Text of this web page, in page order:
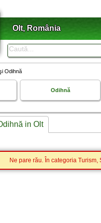
Olt, România
Odihnă
Odihnă
in Olt
Ne pare rău. În categoria